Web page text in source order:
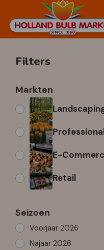
Filters
Markten
E-
Retail
Seizoen
Voorjaar 2026
Najaar 2026